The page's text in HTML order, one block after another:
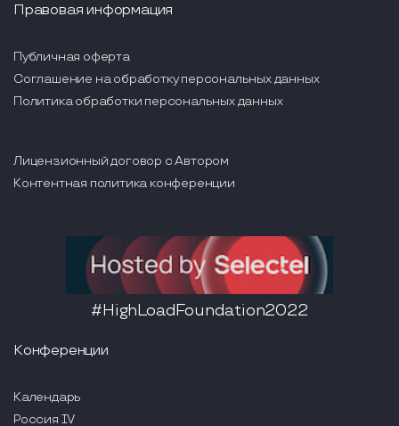
Конференции
Календарь
Россия IV
Правовая информация
Публичная оферта
Соглашение на обработку персональных данных
Политика обработки персональных данных
Лицензионный договор с Автором
Контентная политика конференции
#HighLoadFoundation2022